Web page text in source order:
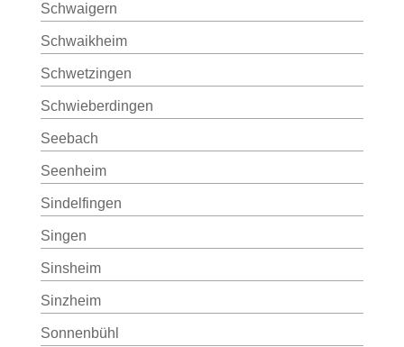
Schwaigern
Schwaikheim
Schwetzingen
Schwieberdingen
Seebach
Seenheim
Sindelfingen
Singen
Sinsheim
Sinzheim
Sonnenbühl